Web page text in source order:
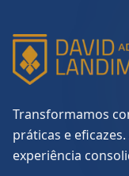
Transformamos
práticas e
experiência